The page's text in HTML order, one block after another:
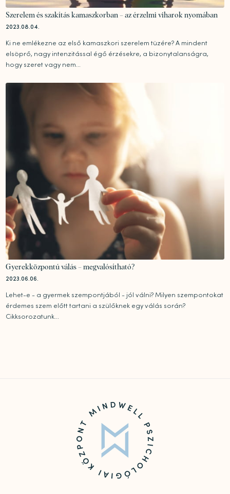
Szerelem és szakítás kamaszkorban – az érzelmi viharok nyomában
2023.08.04.
Ki ne emlékezne az első kamaszkori szerelem tüzére? A mindent
elsöprő, nagy intenzitással égő érzésekre, a bizonytalanságra,
hogy szeret vagy nem...
Gyerekközpontú válás – megvalósítható?
2023.06.06.
Lehet-e - a gyermek szempontjából - jól válni? Milyen szempontokat
érdemes szem előtt tartani a szülőknek egy válás során?
Cikksorozatunk...